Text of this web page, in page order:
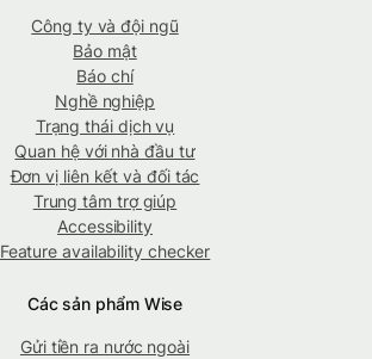
Công ty và đội ngũ
Bảo mật
Báo chí
Nghề nghiệp
Trạng thái dịch vụ
Quan hệ với nhà đầu tư
Đơn vị liên kết và đối tác
Trung tâm trợ giúp
Accessibility
Feature availability checker
Các sản phẩm Wise
Gửi tiền ra nước ngoài